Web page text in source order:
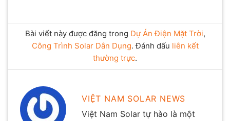
Bài viết này được đăng trong Dự Án Điện Mặt Trời,
Công Trình Solar Dân Dụng. Đánh dấu liên kết
thường trực.
VIỆT NAM SOLAR NEWS
Việt Nam Solar tự hào là một